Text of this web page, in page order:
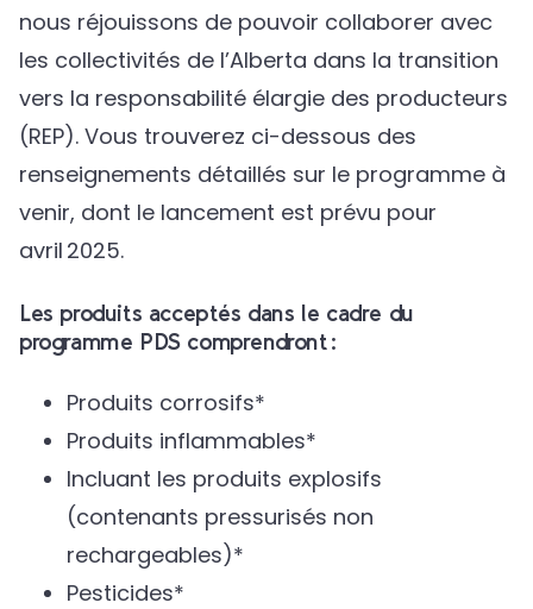
nous réjouissons de pouvoir collaborer avec
les collectivités de l’Alberta dans la transition
vers la responsabilité élargie des producteurs
(REP). Vous trouverez ci-dessous des
renseignements détaillés sur le programme à
venir, dont le lancement est prévu pour
avril 2025.
Les produits acceptés dans le cadre du
programme PDS comprendront :
Produits corrosifs*
Produits inflammables*
Incluant les produits explosifs
(contenants pressurisés non
rechargeables)*
Pesticides*